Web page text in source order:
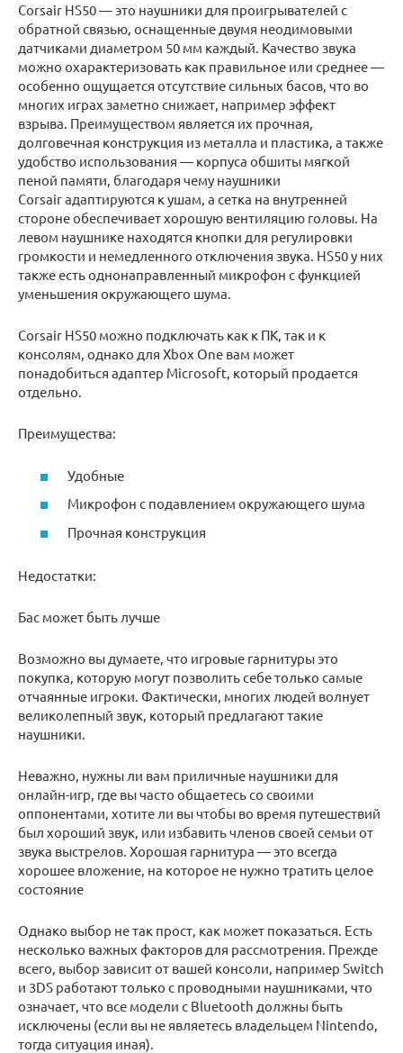
Corsair HS50 — это наушники для проигрывателей с
обратной связью, оснащенные двумя неодимовыми
датчиками диаметром 50 мм каждый. Качество звука
можно охарактеризовать как правильное или среднее —
особенно ощущается отсутствие сильных басов, что во
многих играх заметно снижает, например эффект
взрыва. Преимуществом является их прочная,
долговечная конструкция из металла и пластика, а также
удобство использования — корпуса обшиты мягкой
пеной памяти, благодаря чему наушники
Corsair адаптируются к ушам, а сетка на внутренней
стороне обеспечивает хорошую вентиляцию головы. На
левом наушнике находятся кнопки для регулировки
громкости и немедленного отключения звука. HS50 у них
также есть однонаправленный микрофон с функцией
уменьшения окружающего шума.
Corsair HS50 можно подключать как к ПК, так и к
консолям, однако для Xbox One вам может
понадобиться адаптер Microsoft, который продается
отдельно.
Преимущества:
Удобные
Микрофон с подавлением окружающего шума
Прочная конструкция
Недостатки:
Бас может быть лучше
Возможно вы думаете, что игровые гарнитуры это
покупка, которую могут позволить себе только самые
отчаянные игроки. Фактически, многих людей волнует
великолепный звук, который предлагают такие
наушники.
Неважно, нужны ли вам приличные наушники для
онлайн-игр, где вы часто общаетесь со своими
оппонентами, хотите ли вы чтобы во время путешествий
был хороший звук, или избавить членов своей семьи от
звука выстрелов. Хорошая гарнитура — это всегда
хорошее вложение, на которое не нужно тратить целое
состояние
Однако выбор не так прост, как может показаться. Есть
несколько важных факторов для рассмотрения. Прежде
всего, выбор зависит от вашей консоли, например Switch
и 3DS работают только с проводными наушниками, что
означает, что все модели с Bluetooth должны быть
исключены (если вы не являетесь владельцем Nintendo,
тогда ситуация иная).